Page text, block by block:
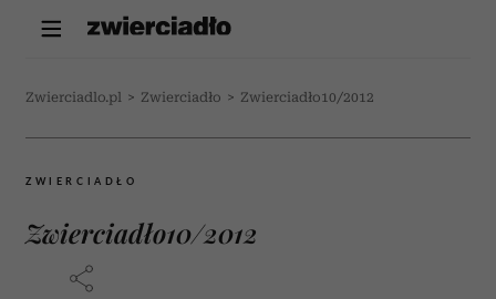
Zwierciadlo.pl > Zwierciadło > Zwierciadło10/2012
ZWIERCIADŁO
Zwierciadło10/2012